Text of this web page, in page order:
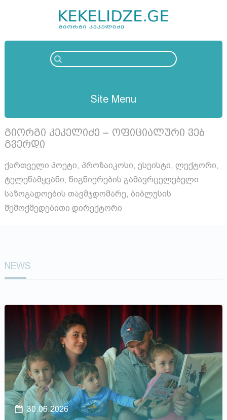
Site Menu
გიორგი კეკელიძე – ოფიციალური ვებ
გვერდი
ქართველი პოეტი, პროზაიკოსი, ესეისტი, ლექტორი,
ტელეწამყვანი, წიგნიერების გამავრცელებელი
საზოგადოების თავმჯდომარე, ბიბლუსის
შემოქმედებითი დირექტორი
NEWS
30.06.2026